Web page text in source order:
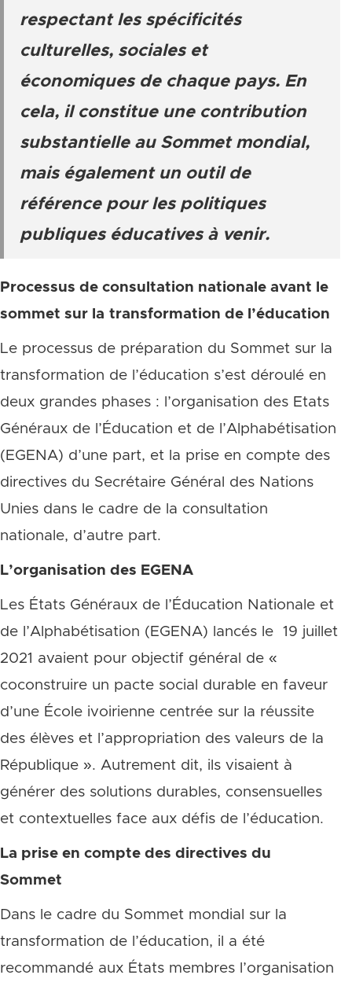
respectant les spécificités
culturelles, sociales et
économiques de chaque pays. En
cela, il constitue une contribution
substantielle au Sommet mondial,
mais également un outil de
référence pour les politiques
publiques éducatives à venir.
Processus de consultation nationale avant le
sommet sur la transformation de l’éducation
Le processus de préparation du Sommet sur la
transformation de l’éducation s’est déroulé en
deux grandes phases : l’organisation des Etats
Généraux de l’Éducation et de l’Alphabétisation
(EGENA) d’une part, et la prise en compte des
directives du Secrétaire Général des Nations
Unies dans le cadre de la consultation
nationale, d’autre part.
L’organisation des EGENA
Les États Généraux de l’Éducation Nationale et
de l’Alphabétisation (EGENA) lancés le 19 juillet
2021 avaient pour objectif général de «
coconstruire un pacte social durable en faveur
d’une École ivoirienne centrée sur la réussite
des élèves et l’appropriation des valeurs de la
République ». Autrement dit, ils visaient à
générer des solutions durables, consensuelles
et contextuelles face aux défis de l’éducation.
La prise en compte des directives du
Sommet
Dans le cadre du Sommet mondial sur la
transformation de l’éducation, il a été
recommandé aux États membres l’organisation